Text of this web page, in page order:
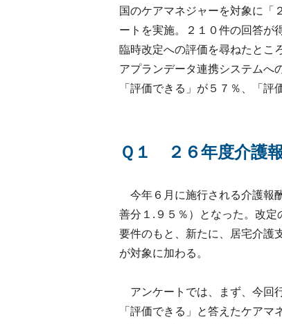
国のケアマネジャーを対象に「
ートを実施。２１０件の回答が
臨時改定への評価を尋ねたとこ
アプランデータ連携システムへ
「評価できる」が５７％、「評
Ｑ１ ２６年度介護
今年６月に施行される介護報
善分１.９５％）となった。改
要件のもと、新たに、居宅介護
が対象に加わる。
アンケートでは、まず、今回
「評価できる」と答えたケア